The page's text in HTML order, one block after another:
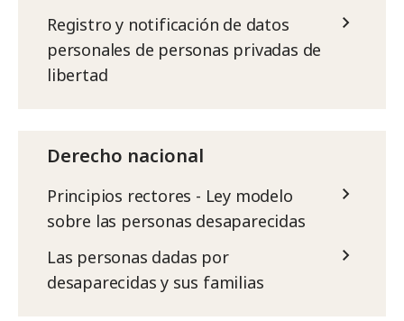
Registro y notificación de datos
personales de personas privadas de
libertad
Derecho nacional
Principios rectores - Ley modelo
sobre las personas desaparecidas
Las personas dadas por
desaparecidas y sus familias